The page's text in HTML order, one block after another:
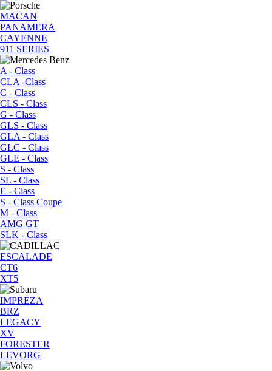
MACAN
PANAMERA
CAYENNE
911 SERIES
A - Class
CLA -Class
C - Class
CLS - Class
G - Class
GLS - Class
GLA - Class
GLC - Class
GLE - Class
S - Class
SL - Class
E - Class
S - Class Coupe
M - Class
AMG GT
SLK - Class
ESCALADE
CT6
XT5
IMPREZA
BRZ
LEGACY
XV
FORESTER
LEVORG